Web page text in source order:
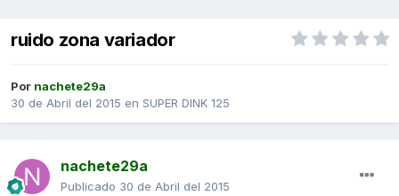
ruido zona variador
Por nachete29a
30 de Abril del 2015 en SUPER DINK 125
nachete29a
Publicado 30 de Abril del 2015